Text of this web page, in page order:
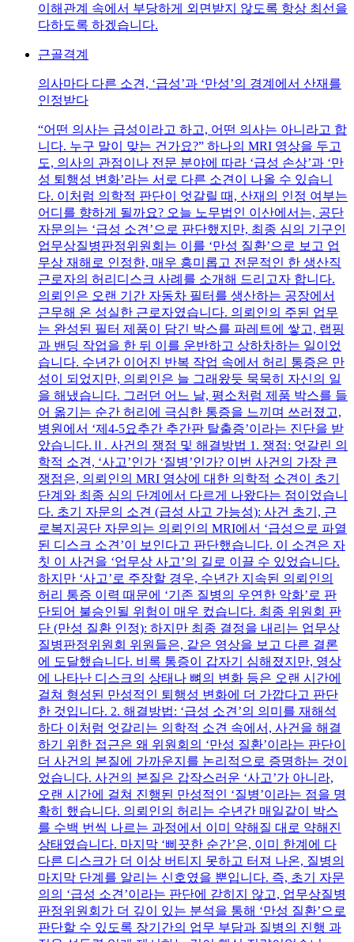
이해관계 속에서 부당하게 외면받지 않도록 항상 최선을
다하도록 하겠습니다.
근골격계
의사마다 다른 소견, ‘급성’과 ‘만성’의 경계에서 산재를
인정받다
“어떤 의사는 급성이라고 하고, 어떤 의사는 아니라고 합
니다. 누구 말이 맞는 건가요?” 하나의 MRI 영상을 두고
도, 의사의 관점이나 전문 분야에 따라 ‘급성 손상’과 ‘만
성 퇴행성 변화’라는 서로 다른 소견이 나올 수 있습니
다. 이처럼 의학적 판단이 엇갈릴 때, 산재의 인정 여부는
어디를 향하게 될까요? 오늘 노무법인 이산에서는, 공단
자문의는 ‘급성 소견’으로 판단했지만, 최종 심의 기구인
업무상질병판정위원회는 이를 ‘만성 질환’으로 보고 업
무상 재해로 인정한, 매우 흥미롭고 전문적인 한 생산직
근로자의 허리디스크 사례를 소개해 드리고자 합니다.
의뢰인은 오랜 기간 자동차 필터를 생산하는 공장에서
근무해 온 성실한 근로자였습니다. 의뢰인의 주된 업무
는 완성된 필터 제품이 담긴 박스를 파레트에 쌓고, 랩핑
과 밴딩 작업을 한 뒤 이를 운반하고 상하차하는 일이었
습니다. 수년간 이어진 반복 작업 속에서 허리 통증은 만
성이 되었지만, 의뢰인은 늘 그래왔듯 묵묵히 자신의 일
을 해냈습니다. 그러던 어느 날, 평소처럼 제품 박스를 들
어 옮기는 순간 허리에 극심한 통증을 느끼며 쓰러졌고,
병원에서 ‘제4-5요추간 추간판 탈출증’이라는 진단을 받
았습니다.Ⅱ. 사건의 쟁점 및 해결방법 1. 쟁점: 엇갈린 의
학적 소견, ‘사고’인가 ‘질병’인가? 이번 사건의 가장 큰
쟁점은, 의뢰인의 MRI 영상에 대한 의학적 소견이 초기
단계와 최종 심의 단계에서 다르게 나왔다는 점이었습니
다. 초기 자문의 소견 (급성 사고 가능성): 사건 초기, 근
로복지공단 자문의는 의뢰인의 MRI에서 ‘급성으로 파열
된 디스크 소견’이 보인다고 판단했습니다. 이 소견은 자
칫 이 사건을 ‘업무상 사고’의 길로 이끌 수 있었습니다.
하지만 ‘사고’로 주장할 경우, 수년간 지속된 의뢰인의
허리 통증 이력 때문에 ‘기존 질병의 우연한 악화’로 판
단되어 불승인될 위험이 매우 컸습니다. 최종 위원회 판
단 (만성 질환 인정): 하지만 최종 결정을 내리는 업무상
질병판정위원회 위원들은, 같은 영상을 보고 다른 결론
에 도달했습니다. 비록 통증이 갑자기 심해졌지만, 영상
에 나타난 디스크의 상태나 뼈의 변화 등은 오랜 시간에
걸쳐 형성된 만성적인 퇴행성 변화에 더 가깝다고 판단
한 것입니다. 2. 해결방법: ‘급성 소견’의 의미를 재해석
하다 이처럼 엇갈리는 의학적 소견 속에서, 사건을 해결
하기 위한 접근은 왜 위원회의 ‘만성 질환’이라는 판단이
더 사건의 본질에 가까운지를 논리적으로 증명하는 것이
었습니다. 사건의 본질은 갑작스러운 ‘사고’가 아니라,
오랜 시간에 걸쳐 진행된 만성적인 ‘질병’이라는 점을 명
확히 했습니다. 의뢰인의 허리는 수년간 매일같이 박스
를 수백 번씩 나르는 과정에서 이미 약해질 대로 약해진
상태였습니다. 마지막 ‘삐끗한 순간’은, 이미 한계에 다
다른 디스크가 더 이상 버티지 못하고 터져 나온, 질병의
마지막 단계를 알리는 신호였을 뿐입니다. 즉, 초기 자문
의의 ‘급성 소견’이라는 판단에 갇히지 않고, 업무상질병
판정위원회가 더 깊이 있는 분석을 통해 ‘만성 질환’으로
판단할 수 있도록 장기간의 업무 부담과 질병의 진행 과